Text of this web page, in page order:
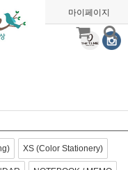
주문조회 마이페이지
XS (Color Stationery)